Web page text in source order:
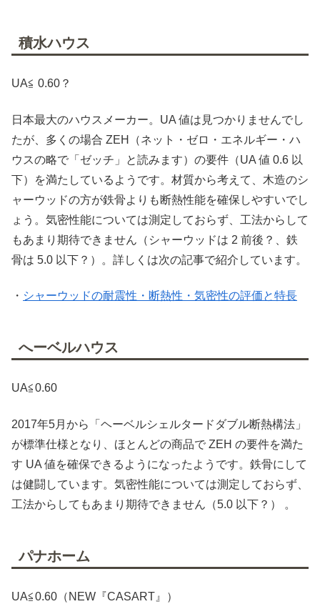
積水ハウス
UA≦ 0.60？
日本最大のハウスメーカー。UA 値は見つかりませんでし
たが、多くの場合 ZEH（ネット・ゼロ・エネルギー・ハ
ウスの略で「ゼッチ」と読みます）の要件（UA 値 0.6 以
下）を満たしているようです。材質から考えて、木造のシ
ャーウッドの方が鉄骨よりも断熱性能を確保しやすいでし
ょう。気密性能については測定しておらず、工法からして
もあまり期待できません（シャーウッドは 2 前後？、鉄
骨は 5.0 以下？）。詳しくは次の記事で紹介しています。
・ シャーウッドの耐震性・断熱性・気密性の評価と特長
へーベルハウス
UA≦0.60
2017年5月から「ヘーベルシェルタードダブル断熱構法」
が標準仕様となり、ほとんどの商品で ZEH の要件を満た
す UA 値を確保できるようになったようです。鉄骨にして
は健闘しています。気密性能については測定しておらず、
工法からしてもあまり期待できません（5.0 以下？） 。
パナホーム
UA≦0.60（NEW『CASART』）